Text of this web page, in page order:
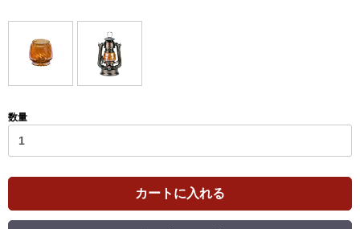
数量
カートに入れる